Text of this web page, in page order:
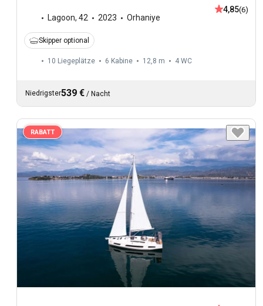
Lagoon, 42 2023 Orhaniye
4,85(6)
Skipper optional
10 Liegeplätze 6 Kabine 12,8 m 4 WC
Niedrigster539 € / Nacht
RABATT